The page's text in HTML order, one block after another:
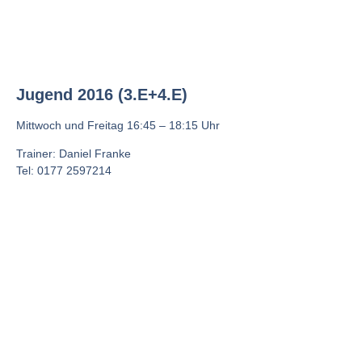
Jugend 2016 (3.E+4.E)
Mittwoch und Freitag 16:45 – 18:15 Uhr
Trainer: Daniel Franke
Tel: 0177 2597214